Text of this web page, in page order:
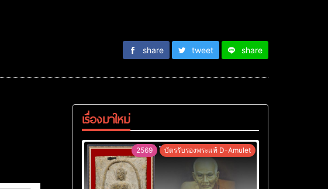
share tweet share
เรื่องมาใหม่
2569 บัตรรับรองพระแท้ D-Amulet